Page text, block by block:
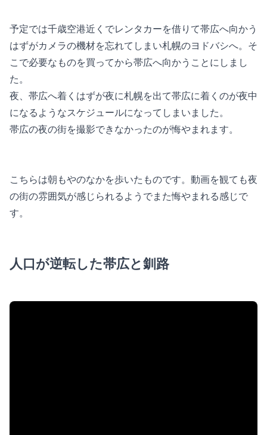
予定では千歳空港近くでレンタカーを借りて帯広へ向かう
はずがカメラの機材を忘れてしまい札幌のヨドバシへ。そ
こで必要なものを買ってから帯広へ向かうことにしまし
た。
夜、帯広へ着くはずが夜に札幌を出て帯広に着くのが夜中
になるようなスケジュールになってしまいました。
帯広の夜の街を撮影できなかったのが悔やまれます。
こちらは朝もやのなかを歩いたものです。動画を観ても夜
の街の雰囲気が感じられるようでまた悔やまれる感じで
す。
人口が逆転した帯広と釧路